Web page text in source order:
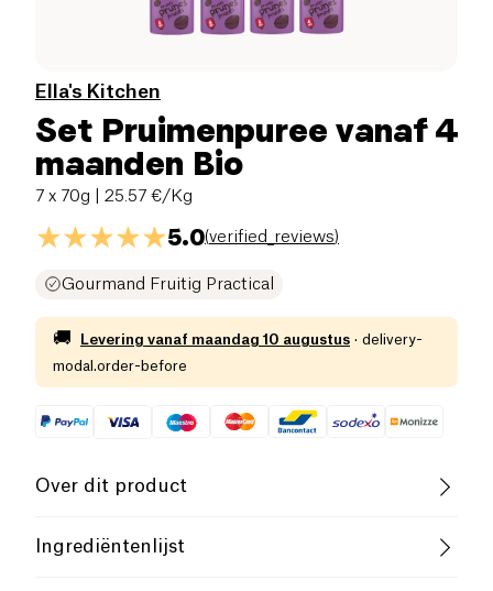
Ella's Kitchen
Set Pruimenpuree vanaf 4
maanden Bio
7 x 70g | 25.57 €/Kg
5.0(verified_reviews)
Gourmand Fruitig Practical
🚚 Levering vanaf maandag 10 augustus · delivery-
modal.order-before
Over dit product
Vegan Glutenvrij (ingrediënten)
Ingrediëntenlijst